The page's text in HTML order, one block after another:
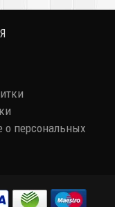
о персональных